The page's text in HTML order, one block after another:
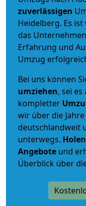
zuverlässigen
Heidelberg. Es
das
Erfahrung und
Umzug
Bei uns können
umziehen, sei es
kompletter
wir über die
deutschlandweit
unterwegs.
Angebote und
Überblick über